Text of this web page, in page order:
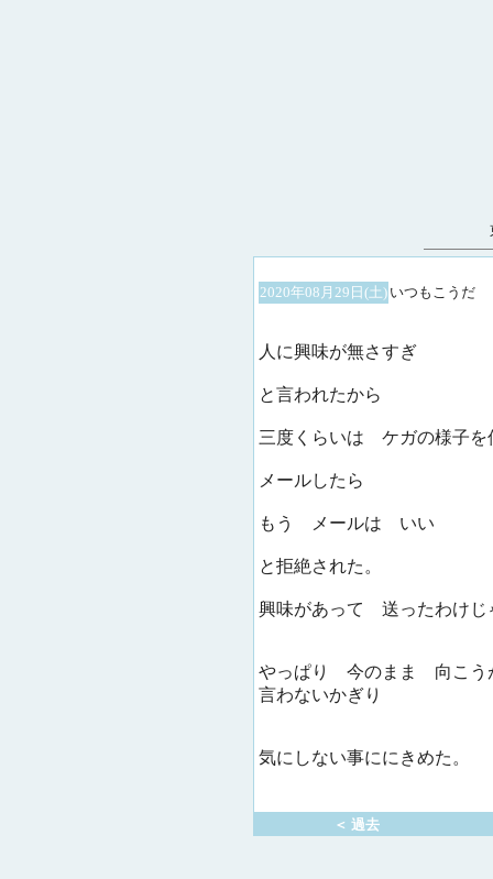
2020年08月29日(土) いつもこうだ
人に興味が無さすぎ
と言われたから
三度くらいは ケガの様子を
メールしたら
もう メールは いい
と拒絶された。
興味があって 送ったわけじ
やっぱり 今のまま 向こう
言わないかぎり
気にしない事ににきめた。
＜ 過去